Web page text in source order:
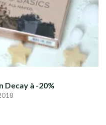
Decay à -20%